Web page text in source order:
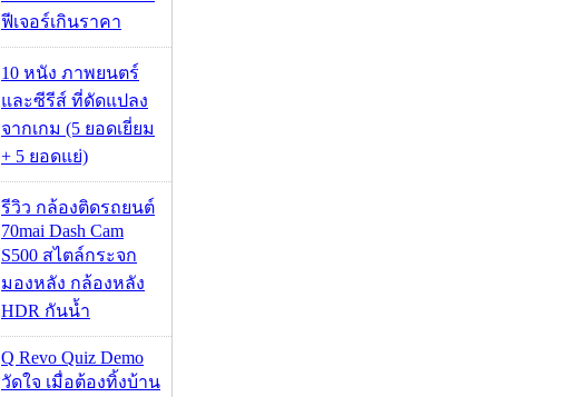
ฟีเจอร์เกินราคา
10 หนัง ภาพยนตร์
และซีรีส์ ที่ดัดแปลง
จากเกม (5 ยอดเยี่ยม
+ 5 ยอดแย่)
รีวิว กล้องติดรถยนต์
70mai Dash Cam
S500 สไตล์กระจก
มองหลัง กล้องหลัง
HDR กันน้ำ
Q Revo Quiz Demo
วัดใจ เมื่อต้องทิ้งบ้าน